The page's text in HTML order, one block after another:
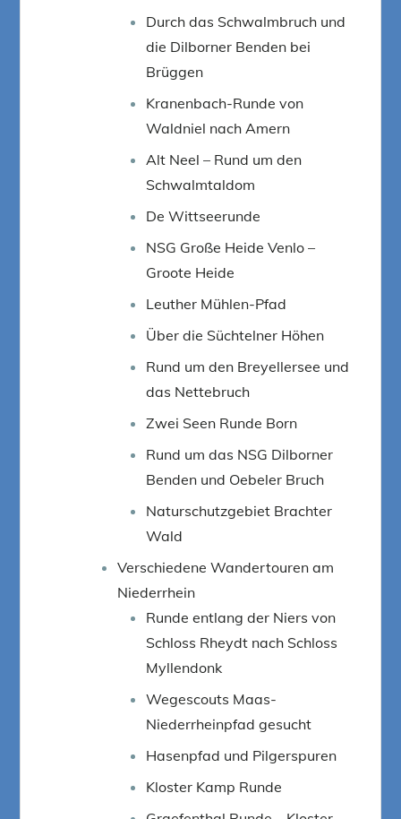
Durch das Schwalmbruch und
die Dilborner Benden bei
Brüggen
Kranenbach-Runde von
Waldniel nach Amern
Alt Neel – Rund um den
Schwalmtaldom
De Wittseerunde
NSG Große Heide Venlo –
Groote Heide
Leuther Mühlen-Pfad
Über die Süchtelner Höhen
Rund um den Breyellersee und
das Nettebruch
Zwei Seen Runde Born
Rund um das NSG Dilborner
Benden und Oebeler Bruch
Naturschutzgebiet Brachter
Wald
Verschiedene Wandertouren am
Niederrhein
Runde entlang der Niers von
Schloss Rheydt nach Schloss
Myllendonk
Wegescouts Maas-
Niederrheinpfad gesucht
Hasenpfad und Pilgerspuren
Kloster Kamp Runde